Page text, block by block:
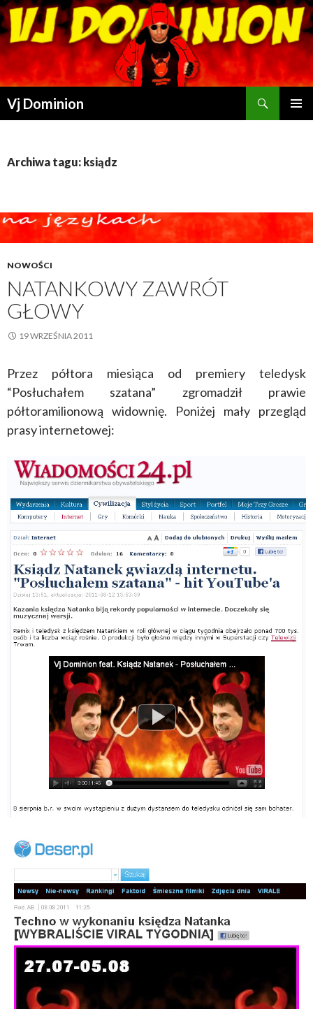
Vj Dominion
Szukaj
PRZESKOCZ DO TREŚCI
Archiwa tagu: ksiądz
NOWOŚCI
NATANKOWY ZAWRÓT
GŁOWY
19 WRZEŚNIA 2011
Przez półtora miesiąca od premiery teledysk
“Posłuchałem szatana” zgromadził prawie
półtoramilionową widownię. Poniżej mały przegląd
prasy internetowej: